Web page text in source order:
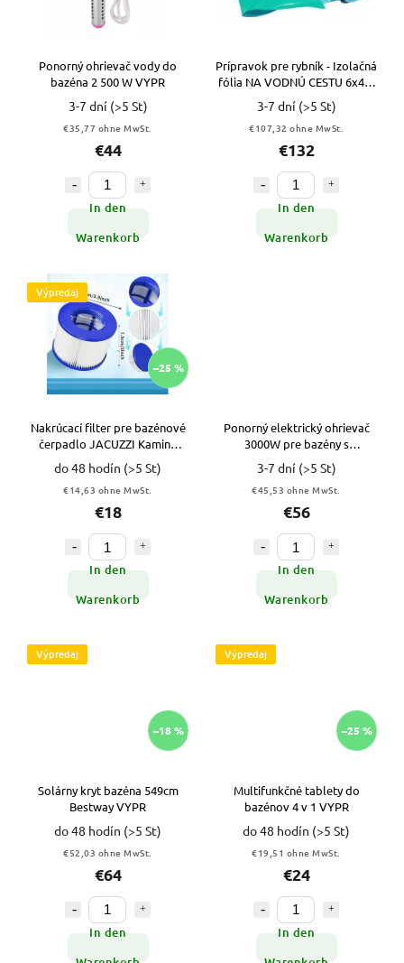
Ponorný ohrievač vody do
bazéna 2 500 W VYPR
3-7 dní (>5 St)
€35,77 ohne MwSt.
€44
In den
Warenkorb
Prípravok pre rybník - Izolačná
fólia NA VODNÚ CESTU 6x4m
Hrubá 0,4mm
3-7 dní (>5 St)
€107,32 ohne MwSt.
€132
In den
Warenkorb
Výpredaj
–25 %
Nakrúcací filter pre bazénové
čerpadlo JACUZZI Kamino
VYPR
do 48 hodín (>5 St)
€14,63 ohne MwSt.
€18
In den
Warenkorb
Ponorný elektrický ohrievač
3000W pre bazény s
časovačom VYPR
3-7 dní (>5 St)
€45,53 ohne MwSt.
€56
In den
Warenkorb
Výpredaj
–18 %
Solárny kryt bazéna 549cm
Bestway VYPR
do 48 hodín (>5 St)
€52,03 ohne MwSt.
€64
In den
Výpredaj
–25 %
Multifunkčné tablety do
bazénov 4 v 1 VYPR
do 48 hodín (>5 St)
€19,51 ohne MwSt.
€24
In den